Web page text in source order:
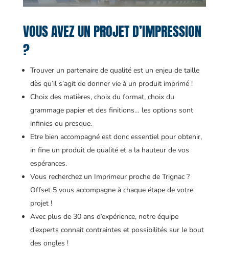
VOUS AVEZ UN PROJET D’IMPRESSION
?
Trouver un partenaire de qualité est un enjeu de taille
dès qu’il s’agit de donner vie à un produit imprimé !
Choix des matières, choix du format, choix du
grammage papier et des finitions… les options sont
infinies ou presque.
Etre bien accompagné est donc essentiel pour obtenir,
in fine un produit de qualité et a la hauteur de vos
espérances.
Vous recherchez un Imprimeur proche de Trignac ?
Offset 5 vous accompagne à chaque étape de votre
projet !
Avec plus de 30 ans d’expérience, notre équipe
d’experts connait contraintes et possibilités sur le bout
des ongles !